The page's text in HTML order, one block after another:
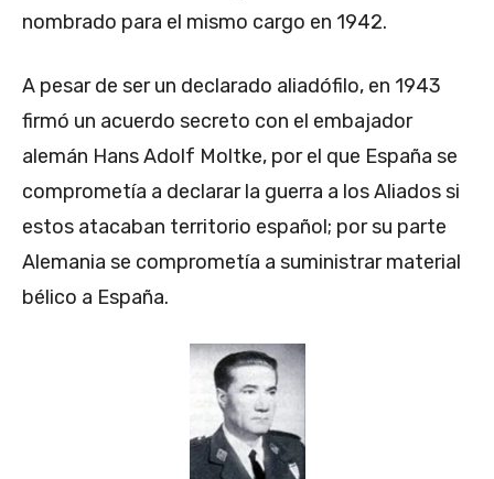
nombrado para el mismo cargo en 1942.
A pesar de ser un declarado aliadófilo, en 1943
firmó un acuerdo secreto con el embajador
alemán Hans Adolf Moltke, por el que España se
comprometía a declarar la guerra a los Aliados si
estos atacaban territorio español; por su parte
Alemania se comprometía a suministrar material
bélico a España.